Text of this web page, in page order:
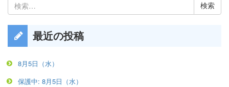
索:
最近の投稿
8月5日（水）
保護中: 8月5日（水）